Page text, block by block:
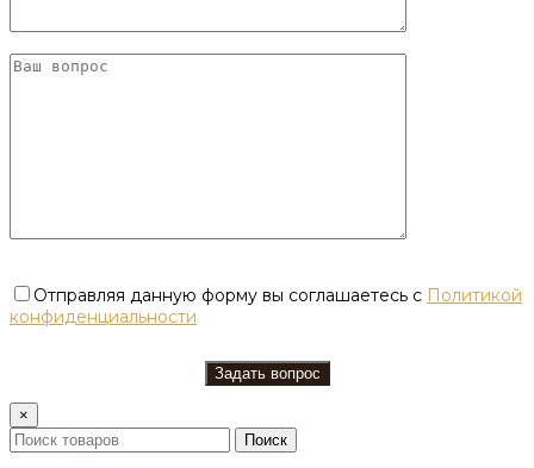
Отправляя данную форму вы соглашаетесь с Политикой
конфиденциальности
×
Поиск